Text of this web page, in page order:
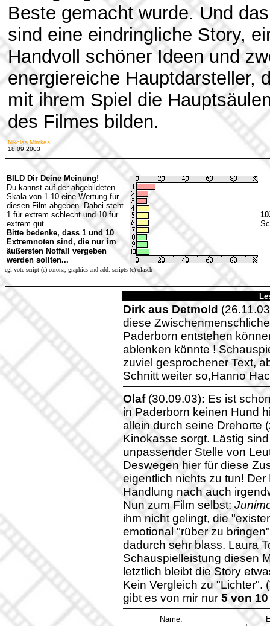
Beste gemacht wurde. Und das
sind eine eindringliche Story,
Handvoll schöner Ideen und
energiereiche Hauptdarsteller,
mit ihrem Spiel die
des Filmes bilden.
Nikolas Mimkes
18.09.2003
BILD Dir Deine Meinung!
Du kannst auf der abgebildeten
Skala von 1-10 eine Wertung für
diesen Film abgeben. Dabei steht
1 für extrem schlecht und 10 für
extrem gut.
Bitte bedenke, dass 1 und 10
Extremnoten sind, die nur im
äußersten Notfall vergeben
werden sollten...
cgi-vote script (c) corona, graphics and add. scripts (c) olasch
Dirk aus Detmold
diese
Paderborn entstehen
ablenken könnte !
zuviel gesprochener Text,
Schnitt weiter so,Hanno
Olaf(30.09.03): Es ist
in Paderborn keinen Hund
allein durch seine Drehorte
Kinokasse sorgt. Lästig
unpassender Stelle von
Deswegen hier für diese
eigentlich nichts zu tun!
Handlung nach auch
Nun zum Film selbst:
ihm nicht gelingt, die
emotional "rüber zu
dadurch sehr blass. Laura
Schauspielleistung diesen
letztlich bleibt die Story
Kein Vergleich zu "Lichter".
gibt es von mir nur 5 von
Name: